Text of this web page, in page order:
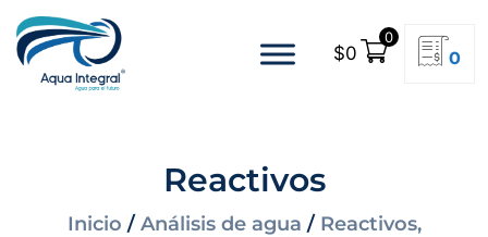
$0
0
0
Reactivos
Inicio / Análisis de agua / Reactivos,